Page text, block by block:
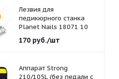
Лезвия для
педикюрного станка
Planet Nails 18071 10
170руб./шт
Аппарат Strong
210/105L (без педали с